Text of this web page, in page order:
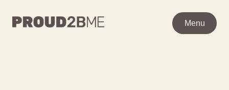
Menu
Menu
WAAR BEN JE NAAR OP